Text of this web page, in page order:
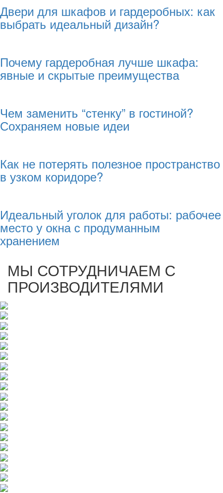
Двери для шкафов и гардеробных: как
выбрать идеальный дизайн?
Почему гардеробная лучше шкафа:
явные и скрытые преимущества
Чем заменить “стенку” в гостиной?
Сохраняем новые идеи
Как не потерять полезное пространство
в узком коридоре?
Идеальный уголок для работы: рабочее
место у окна с продуманным
хранением
МЫ СОТРУДНИЧАЕМ С
ПРОИЗВОДИТЕЛЯМИ